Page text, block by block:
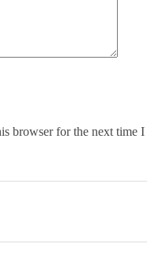
browser for the next time I